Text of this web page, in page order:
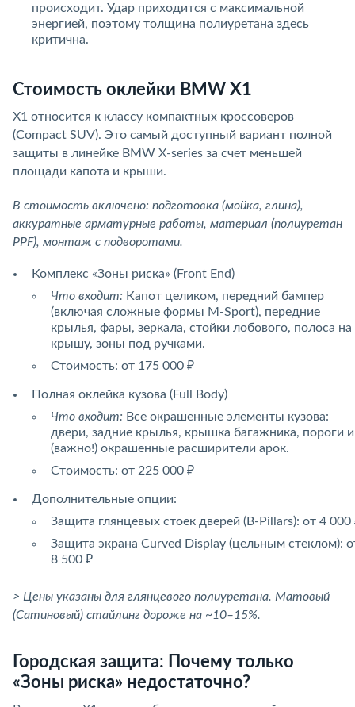
происходит. Удар приходится с максимальной
энергией, поэтому толщина полиуретана здесь
критична.
Стоимость оклейки BMW X1
X1 относится к классу компактных кроссоверов
(Compact SUV). Это самый доступный вариант полной
защиты в линейке BMW X-series за счет меньшей
площади капота и крыши.
В стоимость включено: подготовка (мойка, глина),
аккуратные арматурные работы, материал (полиуретан
PPF), монтаж с подворотами.
Комплекс «Зоны риска» (Front End)
Что входит: Капот целиком, передний бампер
(включая сложные формы M-Sport), передние
крылья, фары, зеркала, стойки лобового, полоса на
крышу, зоны под ручками.
Стоимость: от 175 000 ₽
Полная оклейка кузова (Full Body)
Что входит: Все окрашенные элементы кузова:
двери, задние крылья, крышка багажника, пороги и
(важно!) окрашенные расширители арок.
Стоимость: от 225 000 ₽
Дополнительные опции:
Защита глянцевых стоек дверей (B-Pillars): от 4 000
Защита экрана Curved Display (цельным стеклом):
8 500 ₽
> Цены указаны для глянцевого полиуретана. Матовый
(Сатиновый) стайлинг дороже на ~10–15%.
Городская защита: Почему только
«Зоны риска» недостаточно?